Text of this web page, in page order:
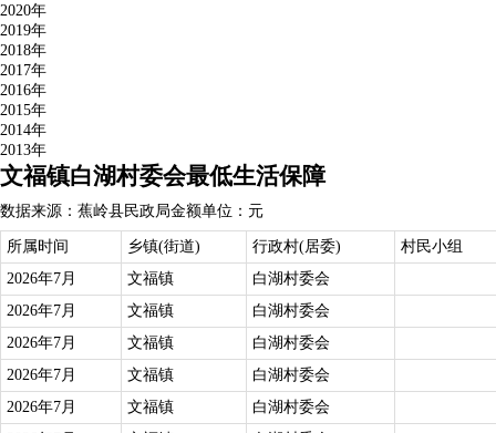
2020年
2019年
2018年
2017年
2016年
2015年
2014年
2013年
文福镇白湖村委会最低生活保障
数据来源：蕉岭县民政局金额单位：元
所属时间 乡镇(街道) 行政村(居委)
村民小组
2026年7月
文福镇
白湖村委会
2026年7月
文福镇
白湖村委会
2026年7月
文福镇
白湖村委会
2026年7月
文福镇
白湖村委会
2026年7月
文福镇
白湖村委会